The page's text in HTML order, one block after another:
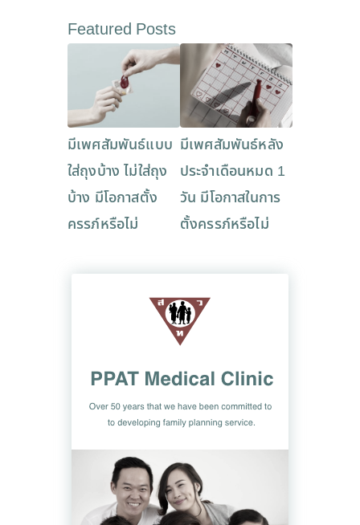
Featured Posts
มีเพศสัมพันธ์แบบ
ใส่ถุงบ้าง ไม่ใส่ถุง
บ้าง มีโอกาสตั้ง
ครรภ์หรือไม่
มีเพศสัมพันธ์หลัง
ประจำเดือนหมด 1
วัน มีโอกาสในการ
ตั้งครรภ์หรือไม่